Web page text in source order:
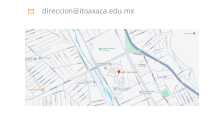
direccion@itoaxaca.edu.mx